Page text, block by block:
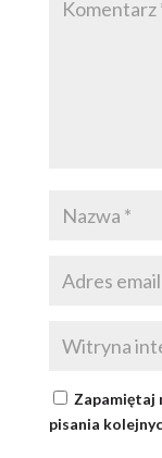
Zapamiętaj
pisania